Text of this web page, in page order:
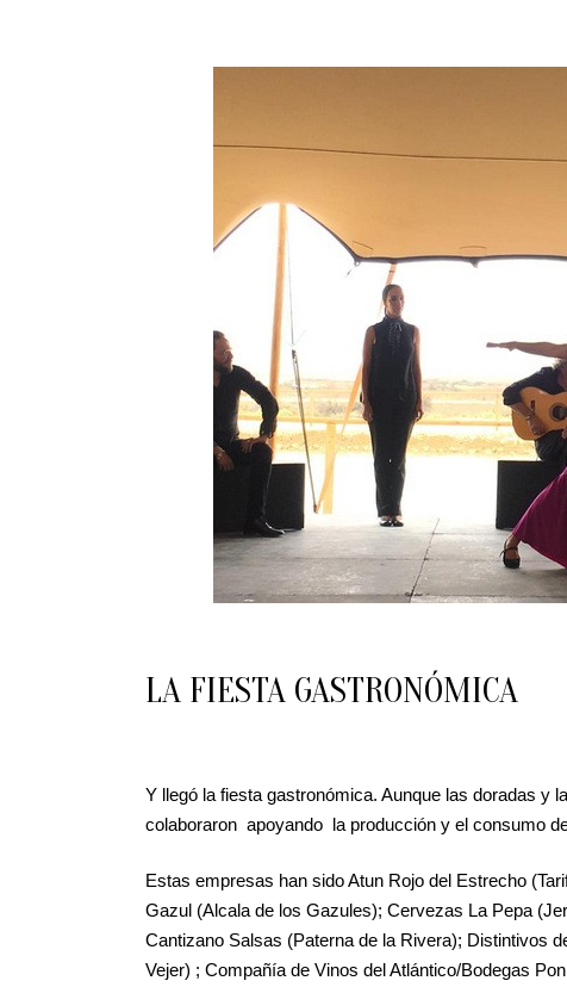
LA FIESTA GASTRONÓMICA
Y llegó la fiesta gastronómica. Aunque las doradas y
colaboraron apoyando la producción y el consumo
Estas empresas han sido Atun Rojo del Estrecho
Gazul (Alcala de los Gazules); Cervezas La Pepa
Cantizano Salsas (Paterna de la Rivera); Distintivos
Vejer) ; Compañía de Vinos del Atlántico/Bodegas